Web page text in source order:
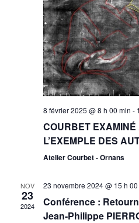
8 février 2025 @ 8 h 00 min -
COURBET
L’EXEMPLE DES
Atelier Courbet - Ornans
NOV
23
2024
23 novembre 2024 @ 15 h
Conférence :
Jean-Philippe